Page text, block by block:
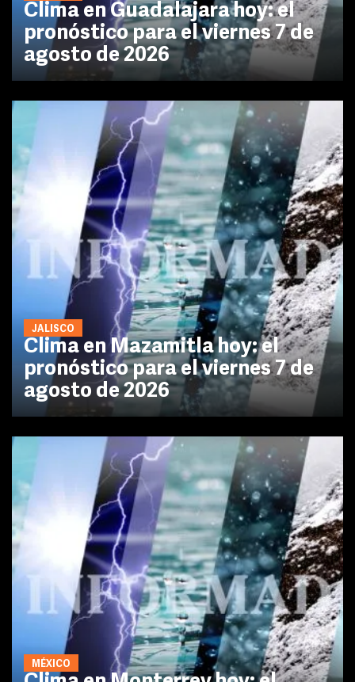
Clima en Guadalajara hoy: el
pronóstico para el viernes 7 de
agosto de 2026
JALISCO
Clima en Mazamitla hoy: el
pronóstico para el viernes 7 de
agosto de 2026
MÉXICO